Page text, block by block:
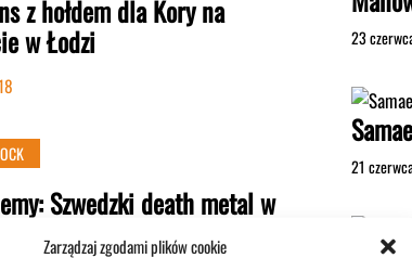
Zarządzaj zgodami plików cookie
z hołdem dla Kory na
w Łodzi
Szwedzki death metal w
#Pol’and’Rock
23
21